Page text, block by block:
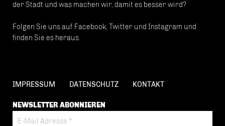
der Stadt und was machen wir, damit es besser wird?
Folgen Sie uns auf Facebook, Twitter und Instagram und
finden Sie es heraus.
IMPRESSUM DATENSCHUTZ KONTAKT
NEWSLETTER ABONNIEREN